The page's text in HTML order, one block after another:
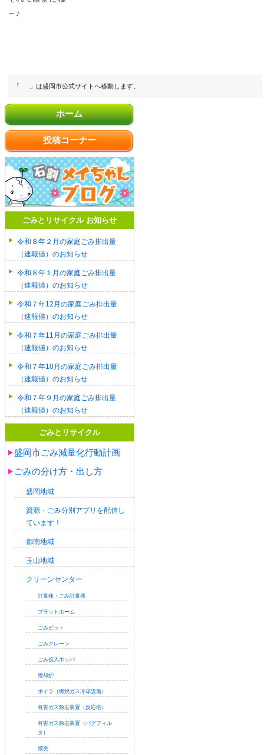
ホーム
投稿コーナー
ごみとリサイクル お知らせ
令和８年２月の家庭ごみ排出量
（速報値）のお知らせ
令和８年１月の家庭ごみ排出量
（速報値）のお知らせ
令和７年12月の家庭ごみ排出量
（速報値）のお知らせ
令和７年11月の家庭ごみ排出量
（速報値）のお知らせ
令和７年10月の家庭ごみ排出量
（速報値）のお知らせ
令和７年９月の家庭ごみ排出量
（速報値）のお知らせ
ごみとリサイクル
盛岡市ごみ減量化行動計画
ごみの分け方・出し方
盛岡地域
資源・ごみ分別アプリを配信し
ています！
都南地域
玉山地域
クリーンセンター
計量棟・ごみ計量器
プラットホーム
ごみピット
ごみクレーン
ごみ投入ホッパ
焼却炉
ボイラ（燃焼ガス冷却設備）
有害ガス除去装置（反応塔）
有害ガス除去装置（バグフィル
タ）
煙突
～♪
「 」は盛岡市公式サイトへ移動します。